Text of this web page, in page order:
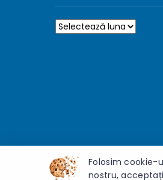
Arhive
© 2026 Gimnaziul
Folosim cookie-
nostru,